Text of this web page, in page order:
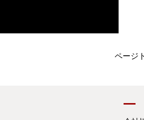
ページ